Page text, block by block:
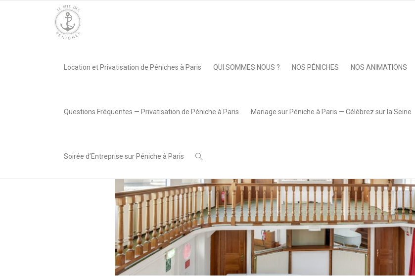
Location et Privatisation de Péniches à Paris QUI SOMMES NOUS ? NOS PÉNICHES NOS ANIMATIONS
Questions Fréquentes — Privatisation de Péniche à Paris Mariage sur Péniche à Paris — Célébrez sur la Seine
Soirée d’Entreprise sur Péniche à Paris